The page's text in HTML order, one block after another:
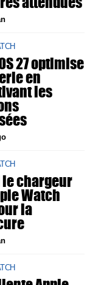
27 optimise
en
les
le chargeur
Watch
la